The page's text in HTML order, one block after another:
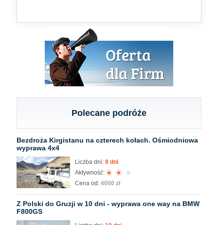
Polecane podróże
Bezdroża Kirgistanu na czterech kołach. Ośmiodniowa
wyprawa 4x4
Liczba dni: 8 dni
Aktywność:
Cena od: 4000 zł
Z Polski do Gruzji w 10 dni - wyprawa one way na BMW
F800GS